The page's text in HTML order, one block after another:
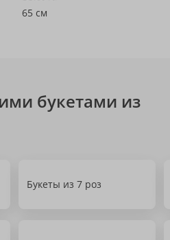
65 см
букетами из
Букеты из 7 роз